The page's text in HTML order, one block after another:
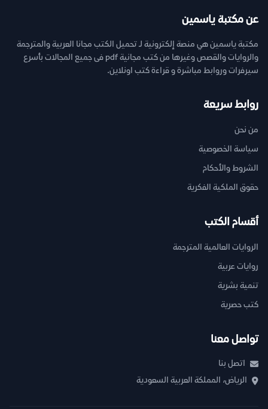
عن مكتبة ياسمين
مكتبة ياسمين هي منصة إلكترونية لـ تحميل الكتب مجانا العربية والمترجمة
والروايات والقصص وغيرها من كتب مجانية pdf فى جميع المجالات بأسرع
سيرفرات وروابط مباشرة و قراءة كتب اونلاين.
روابط سريعة
من نحن
سياسة الخصوصية
الشروط والأحكام
حقوق الملكية الفكرية
أقسام الكتب
الروايات العالمية المترجمة
روايات عربية
تنمية بشرية
كتب حصرية
تواصل معنا
اتصل بنا
الرياض، المملكة العربية السعودية